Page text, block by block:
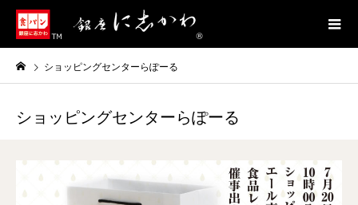
ショッピングセンターらぽーる
ショッピングセンターらぽーる